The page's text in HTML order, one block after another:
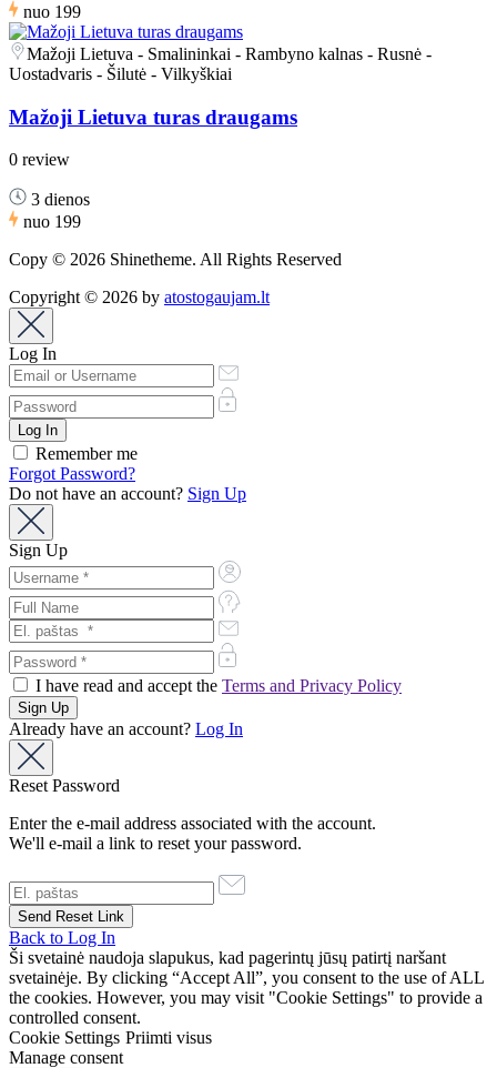
nuo 199
Mažoji Lietuva - Smalininkai - Rambyno kalnas - Rusnė -
Uostadvaris - Šilutė - Vilkyškiai
Mažoji Lietuva turas draugams
0 review
3 dienos
nuo 199
Copy © 2026 Shinetheme. All Rights Reserved
Copyright © 2026 by atostogaujam.lt
Log In
Remember me
Forgot Password?
Do not have an account? Sign Up
Sign Up
I have read and accept the Terms and Privacy Policy
Already have an account? Log In
Reset Password
Enter the e-mail address associated with the account.
We'll e-mail a link to reset your password.
Back to Log In
Ši svetainė naudoja slapukus, kad pagerintų jūsų patirtį naršant
svetainėje. By clicking “Accept All”, you consent to the use of ALL
the cookies. However, you may visit "Cookie Settings" to provide a
controlled consent.
Cookie Settings Priimti visus
Manage consent